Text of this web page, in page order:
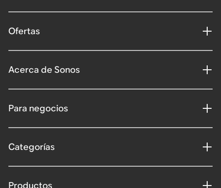
Ofertas
Acerca de Sonos
Para negocios
Categorías
Productos